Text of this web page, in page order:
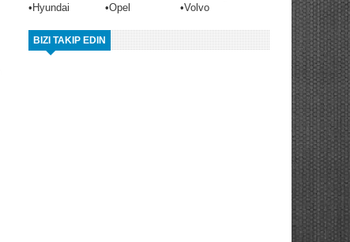
•Hyundai •Opel •Volvo
BIZI TAKIP EDIN